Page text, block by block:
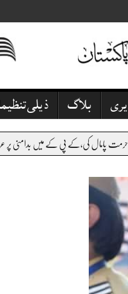
بلاگ ذیلی
رہے ہیں،مگر ریاست خاموش